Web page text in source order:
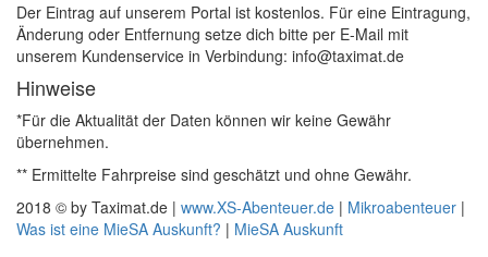
Der Eintrag auf unserem Portal ist kostenlos. Für eine Eintragung,
Änderung oder Entfernung setze dich bitte per E-Mail mit
unserem Kundenservice in Verbindung: info@taximat.de
Hinweise
*Für die Aktualität der Daten können wir keine Gewähr
übernehmen.
** Ermittelte Fahrpreise sind geschätzt und ohne Gewähr.
2018 © by Taximat.de | www.XS-Abenteuer.de | Mikroabenteuer |
Was ist eine MieSA Auskunft? | MieSA Auskunft